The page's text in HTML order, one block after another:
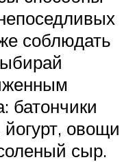
соблюдать
батончики
овощи
сыр.